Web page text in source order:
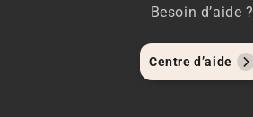
Besoin d’aide ?
Centre d’aide